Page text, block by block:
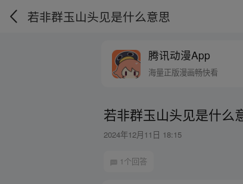
若非群玉山头见是什么意思
腾讯动漫App
海量正版漫画畅快看
若非群玉山头见是什么
2024年12月11日 18:15
1个回答